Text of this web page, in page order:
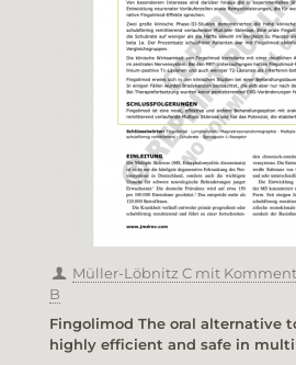
Müller-Löbnitz C mit
B
Fingolimod The oral alternative
highly efficient and safe in